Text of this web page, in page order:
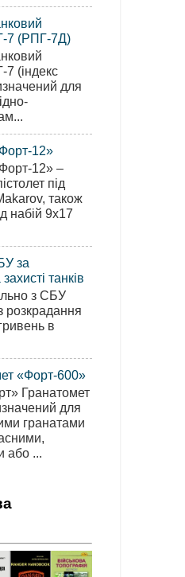
7 (РПГ-7Д)
7 (індекс
для
12»
12» –
під
також
набій 9х17
за
танків
з СБУ
розкрадання
в
«Форт-600»
Гранатомет
для
гранатами
або ...